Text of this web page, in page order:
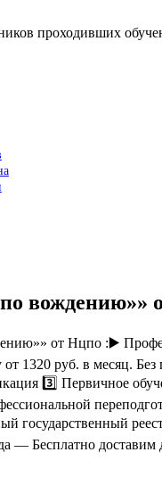
проходивших
по
от Нцпо :▶️
руб. в месяц.
3️⃣ Первичное
— Бесплатно доставим